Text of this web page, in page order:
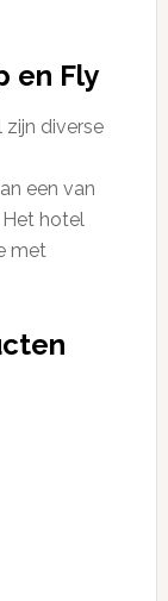
en Fly
zijn diverse
een van
hotel
met